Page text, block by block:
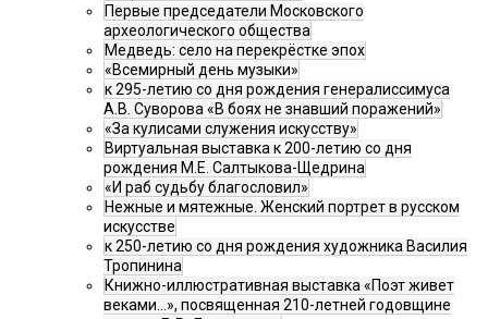
Первые председатели Московского
археологического общества
Медведь: село на перекрёстке эпох
«Всемирный день музыки»
к 295-летию со дня рождения генералиссимуса
А.В. Суворова «В боях не знавший поражений»
«За кулисами служения искусству»
Виртуальная выставка к 200-летию со дня
рождения М.Е. Салтыкова-Щедрина
«И раб судьбу благословил»
Нежные и мятежные. Женский портрет в русском
искусстве
к 250-летию со дня рождения художника Василия
Тропинина
Книжно-иллюстративная выставка «Поэт живет
веками…», посвященная 210-летней годовщине